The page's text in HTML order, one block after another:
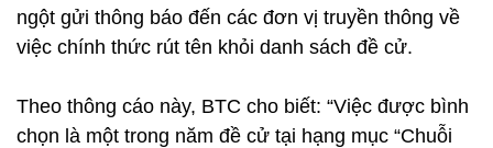
ngột gửi thông báo đến các đơn vị truyền thông về
việc chính thức rút tên khỏi danh sách đề cử.
Theo thông cáo này, BTC cho biết: “Việc được bình
chọn là một trong năm đề cử tại hạng mục “Chuỗi